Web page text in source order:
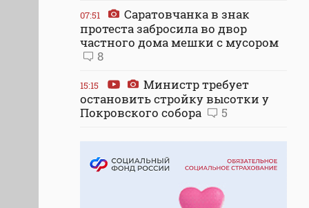
07:51
Саратовчанка в знак
протеста забросила во двор
частного дома мешки с мусором
8
15:15
Министр требует
остановить стройку высотки у
Покровского собора
5